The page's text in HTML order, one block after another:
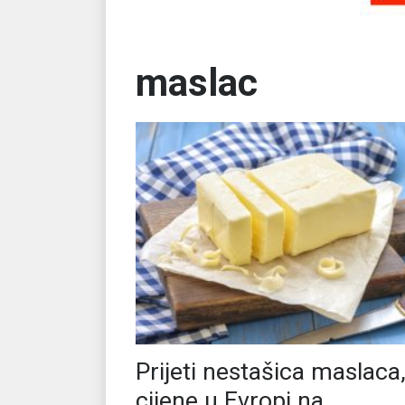
maslac
Prijeti nestašica maslaca,